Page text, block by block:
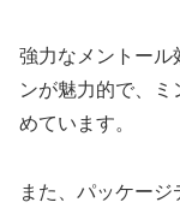
強力なメントール
ンが魅力的で、
めています。
また、パッケー